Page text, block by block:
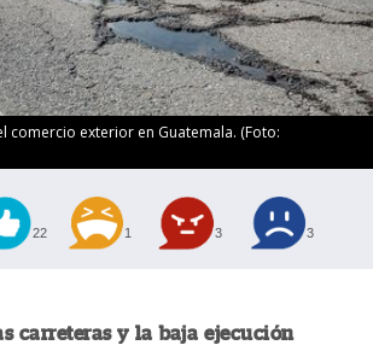
comercio exterior en Guatemala. (Foto:
22 1 3 3
carreteras y la baja ejecución